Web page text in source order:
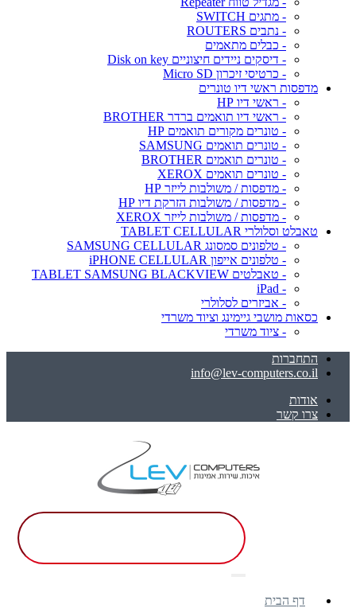
- מתגים SWITCH
- נתבים ROUTERS
- כבלים מתאמים
- דיסקים ניידים חיצוניים Disk on key
- כרטיסי זיכרון Micro SD
מדפסות ראשי דיו טונרים
- ראשי דיו HP
- ראשי דיו תואמים ברדר BROTHER
- טונרים מקורים תואמים HP
- טונרים תואמים SAMSUNG
- טונרים תואמים BROTHER
- טונרים תואמים XEROX
- מדפסות / משולבות לייזר HP
- מדפסות / משולבות הזרקת דיו HP
- מדפסות / משולבות לייזר XEROX
טאבלט וסלולרי TABLET CELLULAR
- טלפונים סמסונג SAMSUNG CELLULAR
- טלפונים אייפון iPHONE CELLULAR
- טאבלטים TABLET SAMSUNG BLACKVIEW
- iPad
- אביזרים לסלולרי
כסאות מושבי גיימינג וציוד משרדי
- ציוד משרדי
התחברות
info@lev-computers.co.il
אודות
צרו קשר
דף הבית